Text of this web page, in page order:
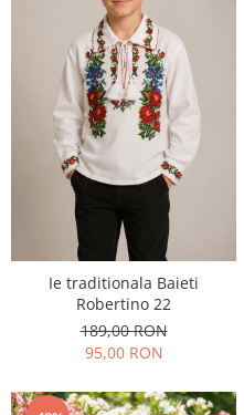
Ie traditionala Baieti
Robertino 22
189,00 RON
95,00 RON